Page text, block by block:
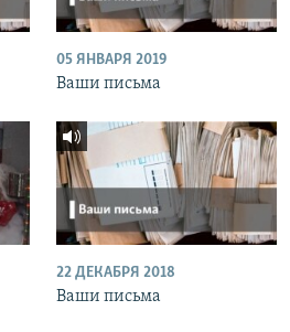
05 ЯНВАРЯ 2019
Ваши письма
22 ДЕКАБРЯ 2018
Ваши письма